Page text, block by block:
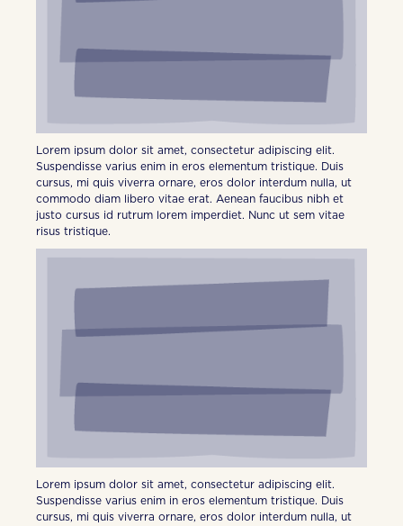
Lorem ipsum dolor sit amet, consectetur adipiscing elit.
Suspendisse varius enim in eros elementum tristique. Duis
cursus, mi quis viverra ornare, eros dolor interdum nulla, ut
commodo diam libero vitae erat. Aenean faucibus nibh et
justo cursus id rutrum lorem imperdiet. Nunc ut sem vitae
risus tristique.
Lorem ipsum dolor sit amet, consectetur adipiscing elit.
Suspendisse varius enim in eros elementum tristique. Duis
cursus, mi quis viverra ornare, eros dolor interdum nulla, ut